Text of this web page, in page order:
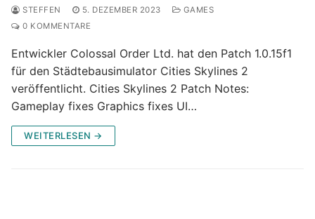
STEFFEN 5. DEZEMBER 2023
GAMES
0 KOMMENTARE
Entwickler Colossal Order Ltd. hat den Patch 1.0.15f1
für den Städtebausimulator Cities Skylines 2
veröffentlicht. Cities Skylines 2 Patch Notes:
Gameplay fixes Graphics fixes UI…
WEITERLESEN →